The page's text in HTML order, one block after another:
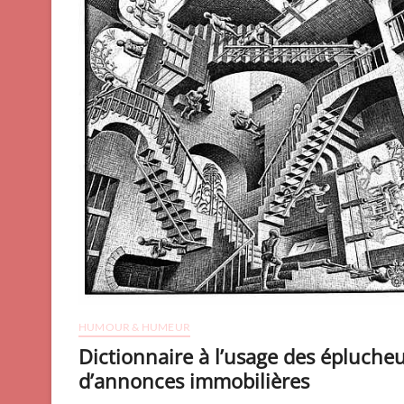
HUMOUR & HUMEUR
Dictionnaire à l’usage des
d’annonces immobilières